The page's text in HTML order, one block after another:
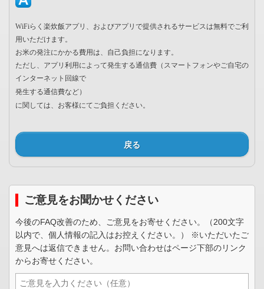
WiFiらく楽炊飯アプリ、およびアプリで提供されるサービスは無料でご利
用いただけます。
お米の発注にかかる費用は、自己負担になります。
ただし、アプリ利用によって発生する通信費（スマートフォンやご自宅の
インターネット回線で
発生する通信費など）
に関しては、 お客様にてご負担ください。
戻る
ご意見をお聞かせください
今後のFAQ改善のため、ご意見をお寄せください。（200文字
以内で、個人情報の記入はお控えください。） ※いただいたご
意見へは返信できません。お問い合わせはページ下部のリンク
からお寄せください。